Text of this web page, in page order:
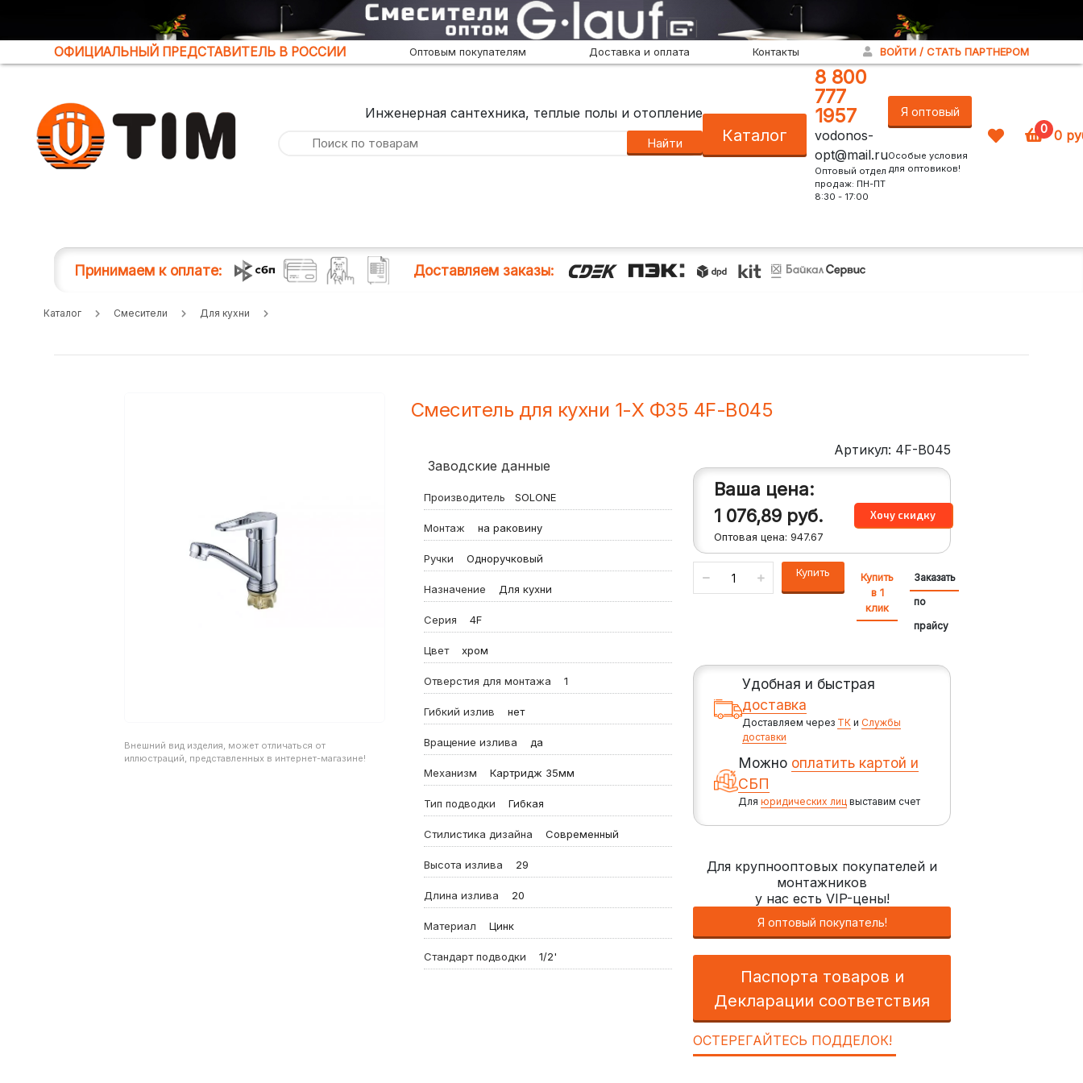
ОФИЦИАЛЬНЫЙ ПРЕДСТАВИТЕЛЬ В РОССИИ Оптовым покупателям Доставка и оплата Контакты ВОЙТИ / СТАТЬ ПАРТНЕРОМ
Инженерная сантехника, теплые полы и отопление
Найти Каталог
8 800
777
1957
vodonos-
opt@mail.ru
Оптовый отдел
продаж: ПН-ПТ
8:30 - 17:00
Я оптовый
Особые условия
для оптовиков!
0 0
Принимаем к оплате: Доставляем заказы:
Каталог Смесители Для кухни
Внешний вид изделия, может отличаться от
иллюстраций, представленных в интернет-магазине!
Смеситель для кухни 1-X Ф35 4F-B045
Заводские данные
Производитель SOLONE
Монтаж на раковину
Ручки Одноручковый
Назначение Для кухни
Серия 4F
Цвет хром
Отверстия для монтажа 1
Гибкий излив нет
Вращение излива да
Механизм Картридж 35мм
Тип подводки Гибкая
Стилистика дизайна Современный
Высота излива 29
Длина излива 20
Материал Цинк
Стандарт подводки 1/2'
Артикул: 4F-B045
Ваша цена:
1 076,89 руб.
Оптовая цена:947.67
Купить
Купить
в 1
клик
Заказать
по
прайсу
Удобная и быстрая
доставка
Доставляем через ТКи Службы
доставки
Можно оплатить картой и
СБП
Для юридических лицвыставим счет
Для крупнооптовых покупателей и
монтажников
у нас есть VIP-цены!
Я оптовый покупатель!
Паспорта товаров и
Декларации соответствия
ОСТЕРЕГАЙТЕСЬ ПОДДЕЛОК!